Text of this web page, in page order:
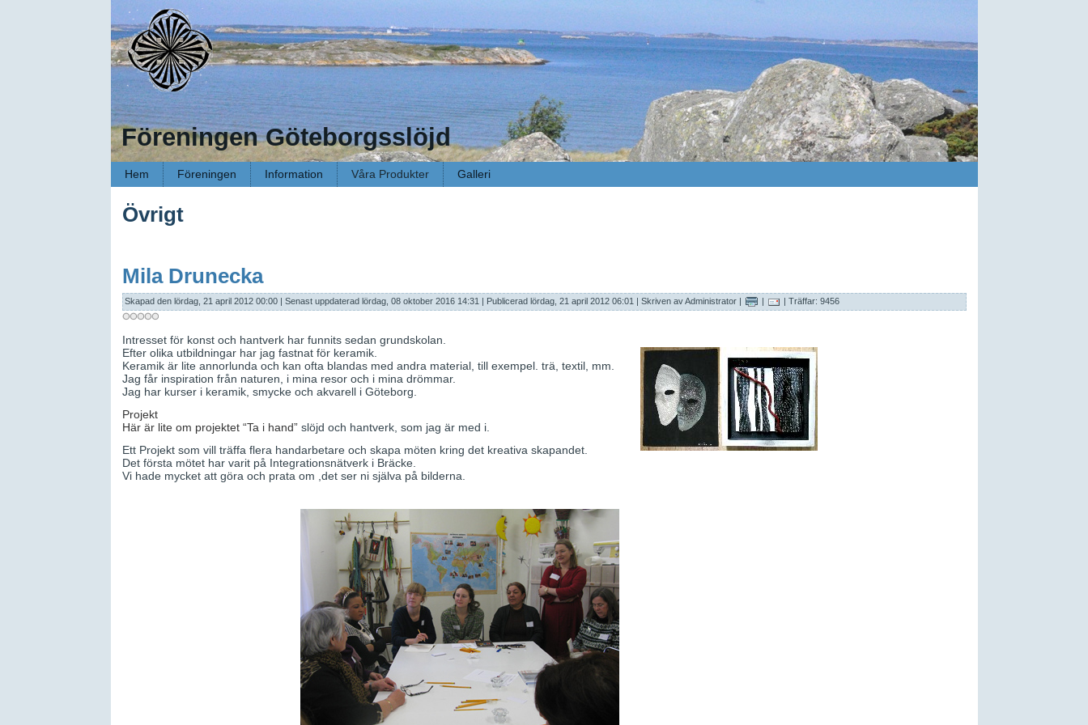
Föreningen Göteborgsslöjd
Hem Föreningen Information Våra Produkter Galleri
Övrigt
Mila Drunecka
Skapad den lördag, 21 april 2012 00:00| Senast uppdaterad lördag, 08 oktober 2016 14:31 | Publicerad lördag, 21 april 2012 06:01 | Skriven av Administrator| | | Träffar: 9456
Intresset för konst och hantverk har funnits sedan grundskolan.
Efter olika utbildningar har jag fastnat för keramik.
Keramik är lite annorlunda och kan ofta blandas med andra material, till exempel. trä, textil, mm.
Jag får inspiration från naturen, i mina resor och i mina drömmar.
Jag har kurser i keramik, smycke och akvarell i Göteborg.
Projekt
Här är lite om projektet “Ta i hand”slöjd och hantverk, som jag är med i.
Ett Projekt som vill träffa flera handarbetare och skapa möten kring det kreativa skapandet.
Det första mötet har varit på Integrationsnätverk i Bräcke.
Vi hade mycket att göra och prata om ,det ser ni själva på bilderna.